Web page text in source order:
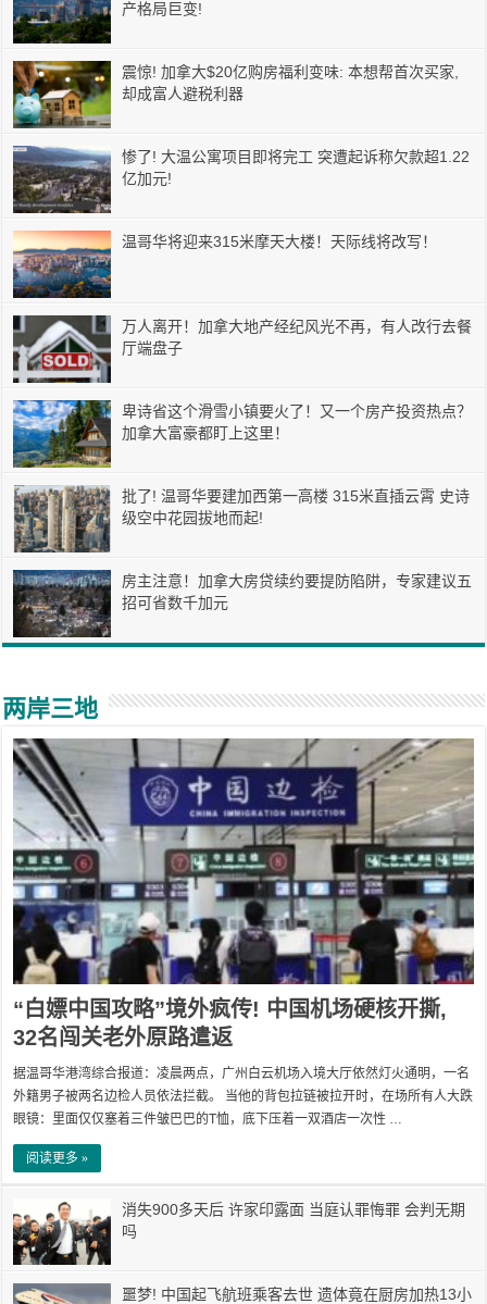
产格局巨变!
震惊! 加拿大$20亿购房福利变味: 本想帮首次买家,
却成富人避税利器
惨了! 大温公寓项目即将完工 突遭起诉称欠款超1.22
亿加元!
温哥华将迎来315米摩天大楼！天际线将改写！
万人离开！加拿大地产经纪风光不再，有人改行去餐
厅端盘子
卑诗省这个滑雪小镇要火了！又一个房产投资热点？
加拿大富豪都盯上这里！
批了! 温哥华要建加西第一高楼 315米直插云霄 史诗
级空中花园拔地而起!
房主注意！加拿大房贷续约要提防陷阱，专家建议五
招可省数千加元
两岸三地
“白嫖中国攻略”境外疯传! 中国机场硬核开撕,
32名闯关老外原路遣返
据温哥华港湾综合报道：凌晨两点，广州白云机场入境大厅依然灯火通明，一名
外籍男子被两名边检人员依法拦截。 当他的背包拉链被拉开时，在场所有人大跌
眼镜：里面仅仅塞着三件皱巴巴的T恤，底下压着一双酒店一次性 …
阅读更多 »
消失900多天后 许家印露面 当庭认罪悔罪 会判无期
吗
噩梦! 中国起飞航班乘客去世 遗体竟在厨房加热13小